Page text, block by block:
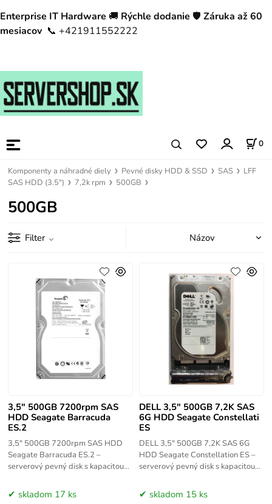
Enterprise IT Hardware 🚚 Rýchle dodanie 🛡️ Záruka až 60
mesiacov 📞 +421911552222
0
Komponenty a náhradné diely Pevné disky HDD & SSD SAS
LFF
SAS HDD (3.5")
7,2k rpm 500GB
500GB
Filter
3,5" 500GB 7200rpm SAS
HDD Seagate Barracuda
ES.2
3,5" 500GB 7200rpm SAS HDD
Seagate Barracuda ES.2 –
serverový pevný disk s kapacitou
RPM. Rozhranie SAS zaručuje
skladom 17 ks
DELL 3,5" 500GB 7,2K SAS
6G HDD Seagate Constellati
ES
DELL 3,5" 500GB 7,2K SAS 6G
HDD Seagate Constellation ES –
serverový pevný disk s kapacitou
RPM. Rozhranie SAS 6 Gb/s
skladom 15 ks